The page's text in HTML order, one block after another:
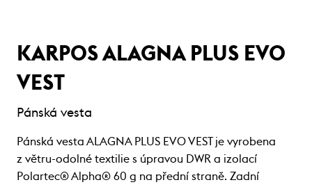
KARPOS ALAGNA PLUS EVO
VEST
Pánská vesta
Pánská vesta ALAGNA PLUS EVO VEST je vyrobena
z větru-odolné textilie s úpravou DWR a izolací
Polartec® Alpha® 60 g na přední straně. Zadní